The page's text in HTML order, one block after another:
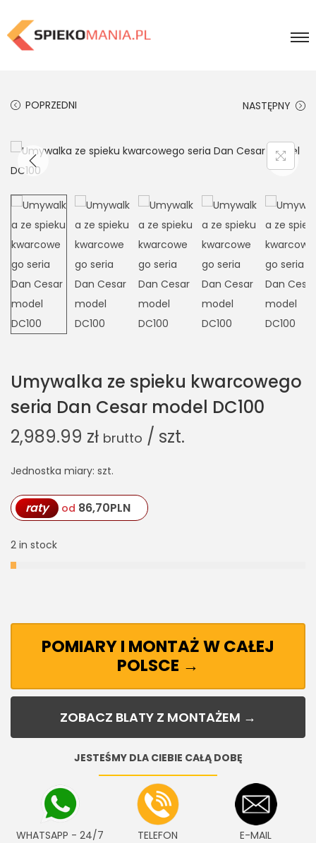
POPRZEDNI NASTĘPNY
Umywalka ze spieku kwarcowego
seria Dan Cesar model DC100
2,989.99 zł brutto / szt.
Jednostka miary: szt.
raty od 86,70PLN
2 in stock
POMIARY I MONTAŻ W CAŁEJ
POLSCE →
ZOBACZ BLATY Z MONTAŻEM →
JESTEŚMY DLA CIEBIE CAŁĄ DOBĘ
WHATSAPP - 24/7 TELEFON E-MAIL